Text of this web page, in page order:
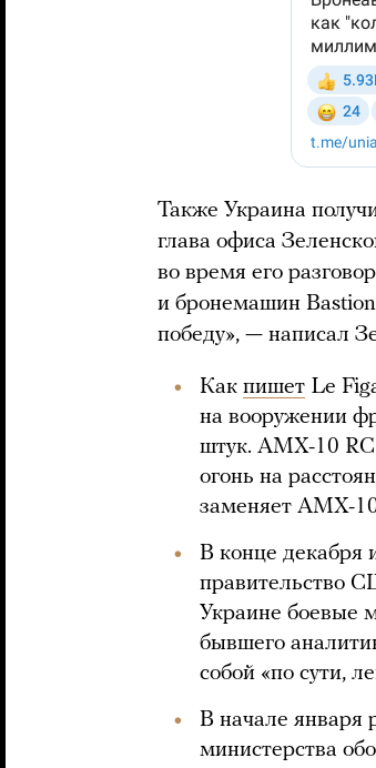
Также Украина
глава офиса
во время его
и бронемашин
победу», — написал
Как пишет Le
на вооружении
штук. AMX-10
огонь на
заменяет AMX-
В конце декабря
правительство
Украине боевые
бывшего
собой «по сути,
В начале января
министерства